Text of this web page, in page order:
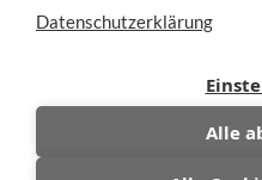
Datenschutzerklärung
Alle